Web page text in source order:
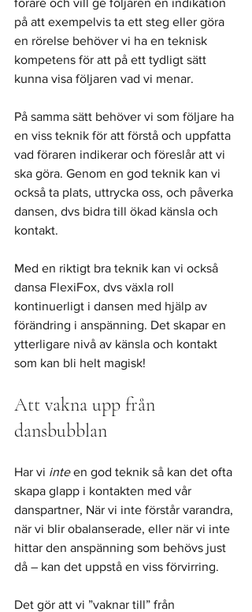
på att exempelvis ta ett steg eller göra
en rörelse behöver vi ha en teknisk
kompetens för att på ett tydligt sätt
kunna visa följaren vad vi menar.
På samma sätt behöver vi som följare ha
en viss teknik för att förstå och uppfatta
vad föraren indikerar och föreslår att vi
ska göra. Genom en god teknik kan vi
också ta plats, uttrycka oss, och påverka
dansen, dvs bidra till ökad känsla och
kontakt.
Med en riktigt bra teknik kan vi också
dansa FlexiFox, dvs växla roll
kontinuerligt i dansen med hjälp av
förändring i anspänning. Det skapar en
ytterligare nivå av känsla och kontakt
som kan bli helt magisk!
Att vakna upp från
dansbubblan
Har vi inte en god teknik så kan det ofta
skapa glapp i kontakten med vår
danspartner, När vi inte förstår varandra,
när vi blir obalanserade, eller när vi inte
hittar den anspänning som behövs just
då – kan det uppstå en viss förvirring.
Det gör att vi ”vaknar till” från